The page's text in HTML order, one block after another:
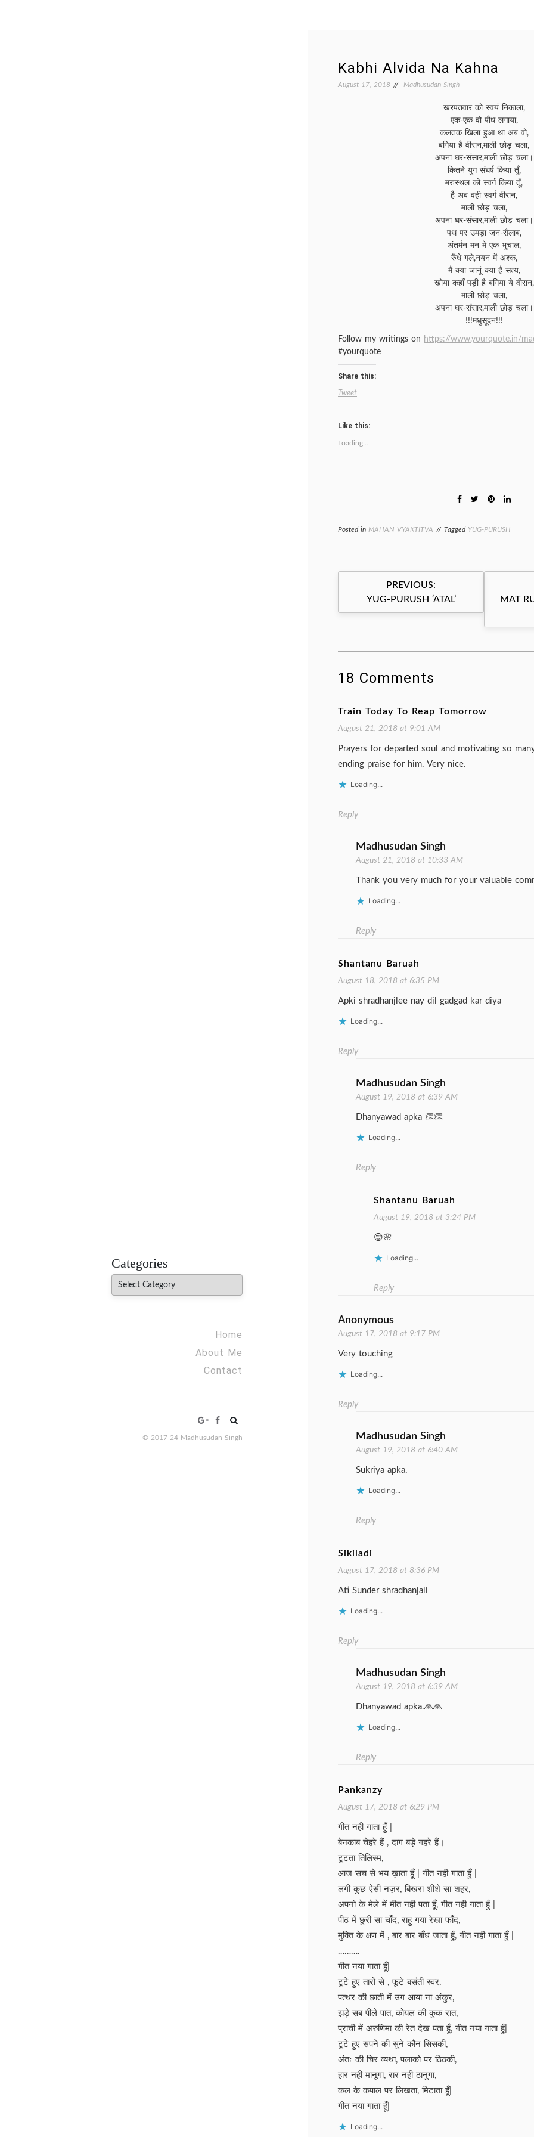
Categories
Categories
Home
About Me
Contact
Search
© 2017-24 Madhusudan Singh
Kabhi Alvida Na Kahna
August 17, 2018 Madhusudan Singh
खरपतवार को स्वयं निकाला,
एक-एक वो पौध लगाया,
कलतक खिला हुआ था अब वो,
बगिया है वीरान,माली छोड़ चला,
अपना घर-संसार,माली छोड़ चला।
कितने युग संघर्ष किया तूँ,
मरुस्थल को स्वर्ग किया तूँ,
है अब वही स्वर्ग वीरान,
माली छोड़ चला,
अपना घर-संसार,माली छोड़ चला।
पथ पर उमड़ा जन-सैलाब,
अंतर्मन मन मे एक भूचाल,
रुँधे गले,नयन में अश्क,
मैं क्या जानूं क्या है सत्य,
खोया कहाँ पड़ी है बगिया ये वीरान,
माली छोड़ चला,
अपना घर-संसार,माली छोड़ चला।
!!!मधुसूदन!!!
Follow my writings on https://www.yourquote.in/
#yourquote
Share this:
Tweet
Like this:
Loading...
Posted in MAHAN VYAKTITVA Tagged YUG-PURUSH
Post
navigation
PREVIOUS:
YUG-PURUSH ‘ATAL’
MAT
18 Comments
Train Today To Reap Tomorrow
August 21, 2018 at 9:01 AM
Prayers for departed soul and motivating so
ending praise for him. Very nice.
Loading...
Reply
Madhusudan Singh
August 21, 2018 at 10:33 AM
Thank you very much for your valuable
Loading...
Reply
Shantanu Baruah
August 18, 2018 at 6:35 PM
Apki shradhanjlee nay dil gadgad kar diya
Loading...
Reply
Madhusudan Singh
August 19, 2018 at 6:39 AM
Dhanyawad apka 👏👏
Loading...
Reply
Shantanu Baruah
August 19, 2018 at 3:24 PM
😊🌸
Loading...
Reply
Anonymous
August 17, 2018 at 9:17 PM
Very touching
Loading...
Reply
Madhusudan Singh
August 19, 2018 at 6:40 AM
Sukriya apka.
Loading...
Reply
Sikiladi
August 17, 2018 at 8:36 PM
Ati Sunder shradhanjali
Loading...
Reply
Madhusudan Singh
August 19, 2018 at 6:39 AM
Dhanyawad apka.🙏🙏
Loading...
Reply
Pankanzy
August 17, 2018 at 6:29 PM
गीत नही गाता हुँ |
बेनकाब चेहरे हैं , दाग बड़े गहरे हैं।
टूटता तिलिस्म,
आज सच से भय ख़ाता हूँ | गीत नही गाता हुँ |
लगी कुछ ऐसी नज़र, बिखरा शीशे सा शहर,
अपनो के मेले में मीत नही पता हूँ, गीत नही गाता हुँ |
पीठ में छुरी सा चाँद, राहु गया रेखा फाँद,
मुक्ति के क्षण में , बार बार बाँध जाता हूँ, गीत नही गाता हुँ |
……….
गीत नया गाता हूँ|
टूटे हुए तारों से , फूटे बसंती स्वर.
पत्थर की छाती में उग आया ना अंकुर,
झड़े सब पीले पात, कोयल की कुक रात,
प्राची में अरुणिमा की रेत देख पता हूँ, गीत नया गाता हूँ|
टूटे हुए सपने की सुने कौन सिसकी,
अंतः की चिर व्यथा, पलाको पर ठिठकी,
हार नही मानूगा, रार नही ठानुगा,
कल के कपाल पर लिखता, मिटाता हूँ|
गीत नया गाता हूँ|
Loading...